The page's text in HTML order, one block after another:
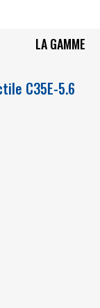
l'air de
saura s'adapter à
LA GAMME
C35E-5.6